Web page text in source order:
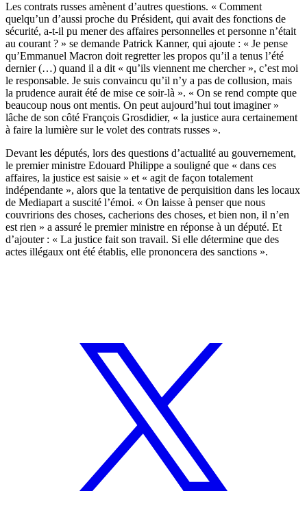
Les contrats russes amènent d’autres questions. « Comment
quelqu’un d’aussi proche du Président, qui avait des fonctions de
sécurité, a-t-il pu mener des affaires personnelles et personne n’était
au courant ? » se demande Patrick Kanner, qui ajoute : « Je pense
qu’Emmanuel Macron doit regretter les propos qu’il a tenus l’été
dernier (…) quand il a dit « qu’ils viennent me chercher », c’est moi
le responsable. Je suis convaincu qu’il n’y a pas de collusion, mais
la prudence aurait été de mise ce soir-là ». « On se rend compte que
beaucoup nous ont mentis. On peut aujourd’hui tout imaginer »
lâche de son côté François Grosdidier, « la justice aura certainement
à faire la lumière sur le volet des contrats russes ».
Devant les députés, lors des questions d’actualité au gouvernement,
le premier ministre Edouard Philippe a souligné que « dans ces
affaires, la justice est saisie » et « agit de façon totalement
indépendante », alors que la tentative de perquisition dans les locaux
de Mediapart a suscité l’émoi. « On laisse à penser que nous
couvririons des choses, cacherions des choses, et bien non, il n’en
est rien » a assuré le premier ministre en réponse à un député. Et
d’ajouter : « La justice fait son travail. Si elle détermine que des
actes illégaux ont été établis, elle prononcera des sanctions ».